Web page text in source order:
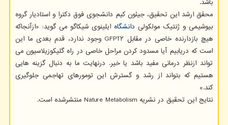
باشد.
محقق ارشد این تحقیق، جیئون کیم دانشجوی فوق دکترا و استادیار گروه
بیوشیمی و ژنتیک مولکولی دانشگاه ایلینوی شیکاگو می گوید: «ازآنجاکه
هیچ بازدارنده خاصی در مقابل GFPT۲ وجود ندارد، قدم بعدی ما این
است که دریابیم آیا مسدود کردن مراحل خاصی در راه گلیکوزیلاسیون می
تواند ازنظر درمانی مفید باشد یا خیر. درنهایت ما به دنبال گزینه هایی
هستیم که بتواند از رشد و گسترش این تومورهای تهاجمی جلوگیری
کند.»
نتایج این تحقیق در نشریه Nature Metabolism منتشرشده است.